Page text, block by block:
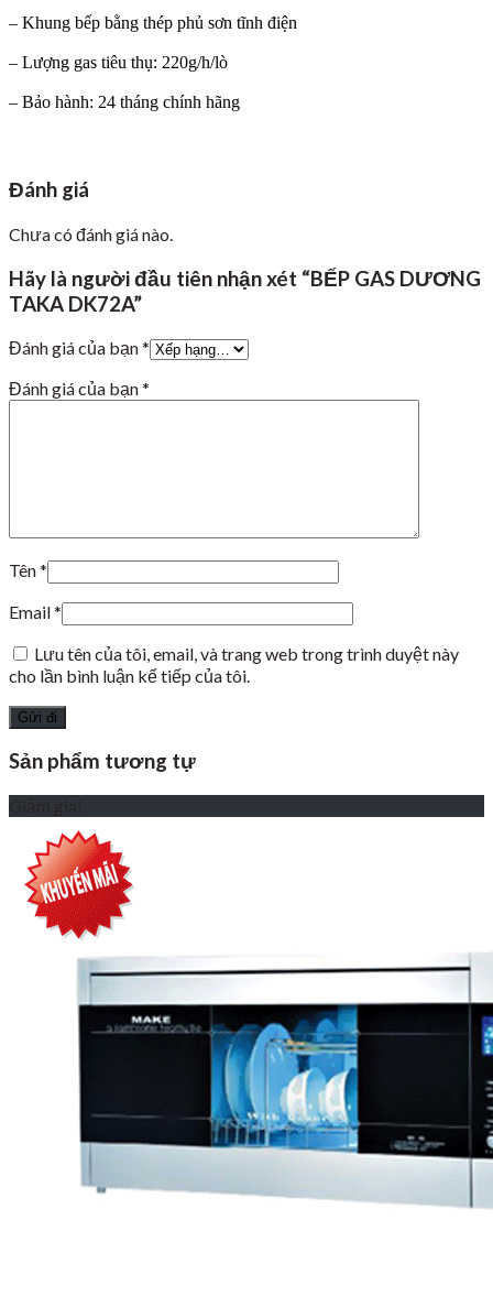
– Khung bếp bằng thép phủ sơn tĩnh điện
– Lượng gas tiêu thụ: 220g/h/lò
– Bảo hành: 24 tháng chính hãng
Đánh giá
Chưa có đánh giá nào.
Hãy là người đầu tiên nhận xét “BẾP GAS DƯƠNG
TAKA DK72A”
Đánh giá của bạn*
Đánh giá của bạn*
Tên*
Email*
Lưu tên của tôi, email, và trang web trong trình duyệt này
cho lần bình luận kế tiếp của tôi.
Sản phẩm tương tự